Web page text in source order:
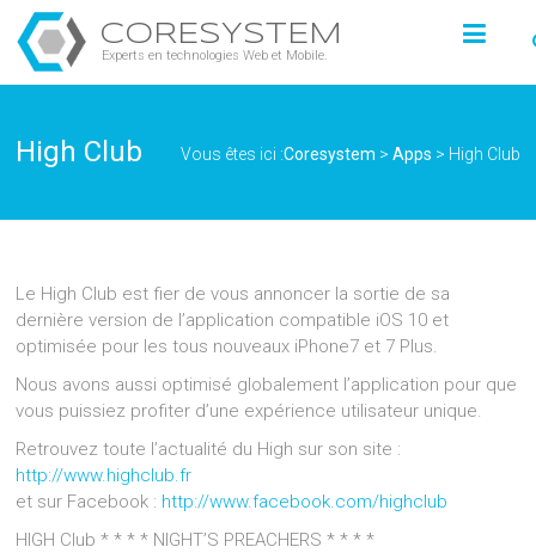
CORESYSTEM
Experts en technologies Web et Mobile.
High Club Vous êtes ici :Coresystem > Apps > High Club
Le High Club est fier de vous annoncer la sortie de sa
dernière version de l’application compatible iOS 10 et
optimisée pour les tous nouveaux iPhone7 et 7 Plus.
Nous avons aussi optimisé globalement l’application pour que
vous puissiez profiter d’une expérience utilisateur unique.
Retrouvez toute l’actualité du High sur son site :
http://www.highclub.fr
et sur Facebook : http://www.facebook.com/highclub
HIGH Club * * * * NIGHT’S PREACHERS * * * *